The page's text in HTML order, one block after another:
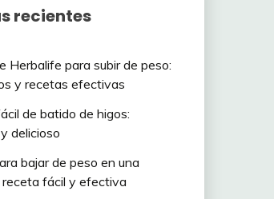
recientes
Herbalife para subir de peso:
y recetas efectivas
de batido de higos:
delicioso
bajar de peso en una
receta fácil y efectiva